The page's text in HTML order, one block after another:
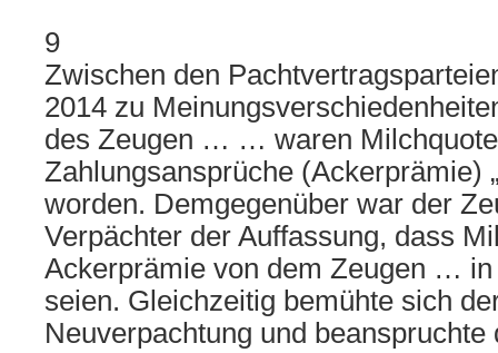
9
Zwischen den
2014 zu
des Zeugen … … waren
Zahlungsansprüche (Ackerprämie)
worden. Demgegenüber war der
Verpächter der Auffassung, dass
Ackerprämie von dem Zeugen … in
seien. Gleichzeitig bemühte sich
Neuverpachtung und